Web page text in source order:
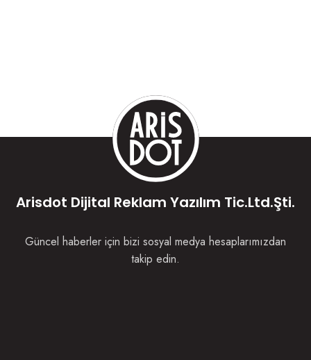
Arisdot Dijital Reklam Yazılım Tic.Ltd.Şti.
Güncel haberler için bizi sosyal medya hesaplarımızdan
takip edin.